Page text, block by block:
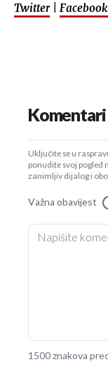
Twitter| Facebook
Komentari
Uključite se u
ponudite svoj pogled
zanimljiv dijalog i
Važna obavijest
1500 znakova